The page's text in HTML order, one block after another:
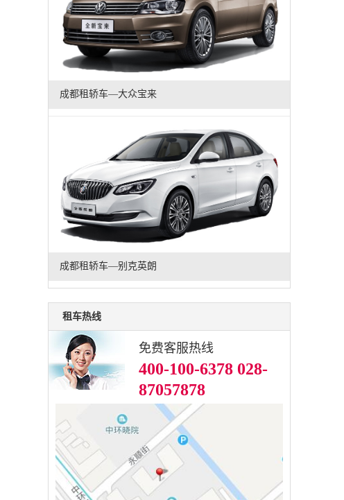
成都租轿车—大众宝来
成都租轿车—别克英朗
租车热线
免费客服热线
400-100-6378 028-
87057878